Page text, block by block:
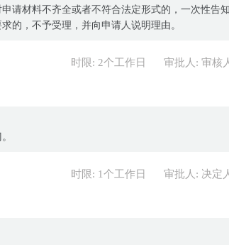
请材料不齐全或者不符合法定形式的，一次性告知
的，不予受理，并向申请人说明理由。
时限: 2个工作日 审批人: 审核
时限: 1个工作日 审批人: 决定